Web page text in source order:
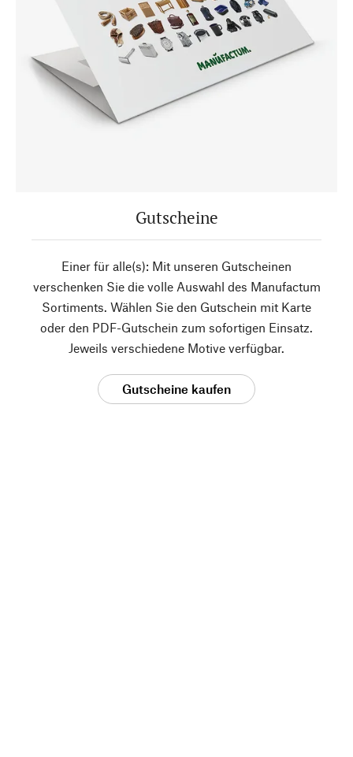
Gutscheine
Einer für alle(s): Mit unseren Gutscheinen
verschenken Sie die volle Auswahl des Manufactum
Sortiments. Wählen Sie den Gutschein mit Karte
oder den PDF-Gutschein zum sofortigen Einsatz.
Jeweils verschiedene Motive verfügbar.
Gutscheine kaufen